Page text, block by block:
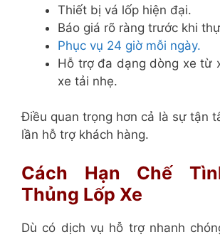
Thiết bị vá lốp hiện đại.
Báo giá rõ ràng trước khi
Phục vụ 24 giờ mỗi ngày.
Hỗ trợ đa dạng dòng xe từ
xe tải nhẹ.
Điều quan trọng hơn cả là sự tận
lần hỗ trợ khách hàng.
Cách Hạn Chế
Thủng Lốp Xe
Dù có dịch vụ hỗ trợ nhanh